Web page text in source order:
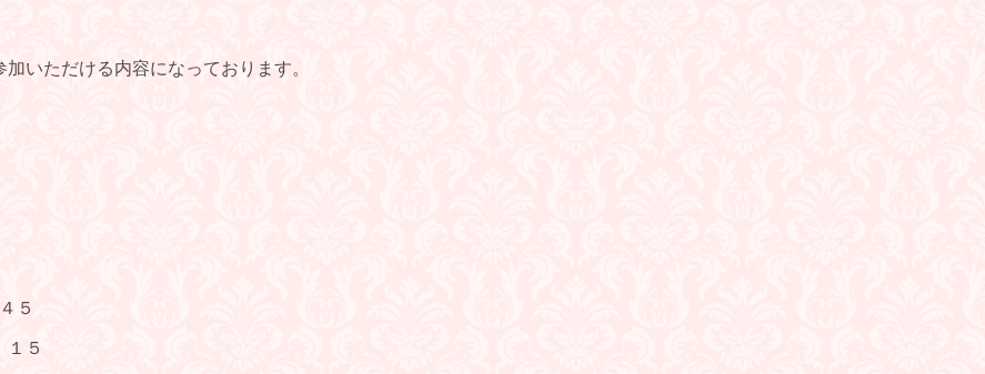
いただける内容になっております。
５
１５